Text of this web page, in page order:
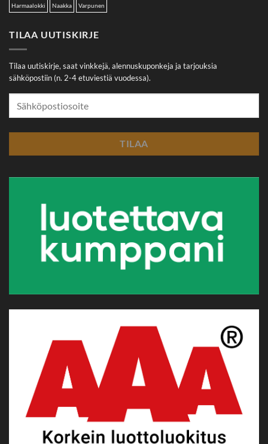
Harmaalokki Naakka Varpunen
TILAA UUTISKIRJE
Tilaa uutiskirje, saat vinkkejä, alennuskuponkeja ja tarjouksia
sähköpostiin (n. 2-4 etuviestiä vuodessa).